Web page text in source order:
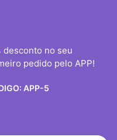

desconto no seu
pedido pelo APP!
APP-5